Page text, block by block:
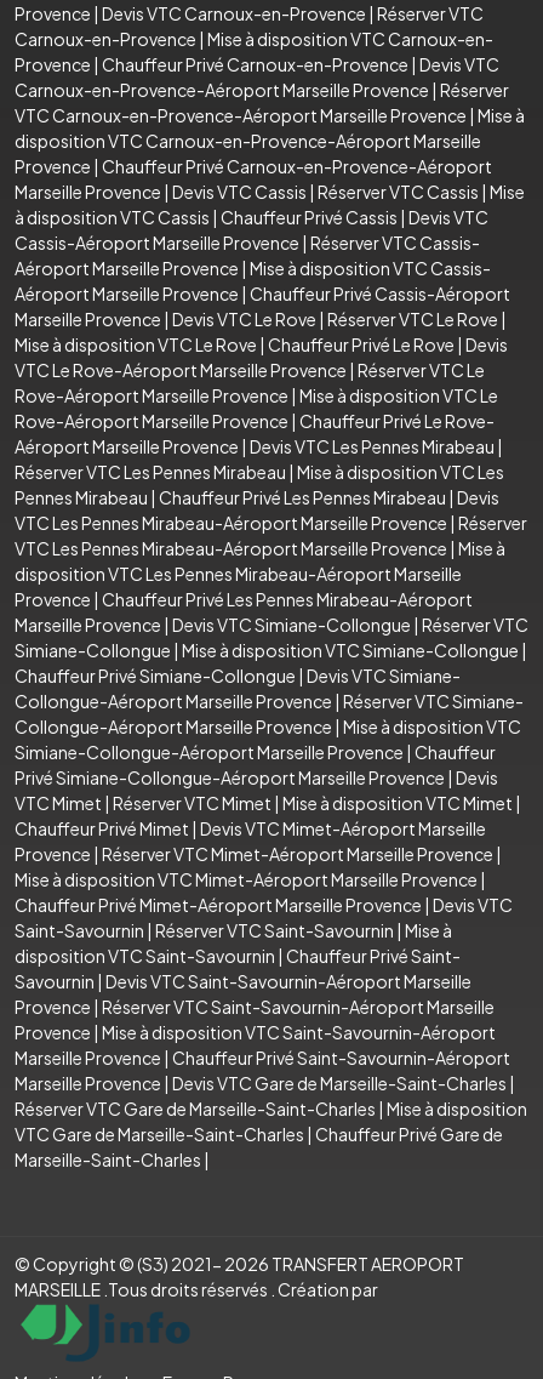
Provence | Devis VTC Carnoux-en-Provence | Réserver VTC
Carnoux-en-Provence | Mise à disposition VTC Carnoux-en-
Provence | Chauffeur Privé Carnoux-en-Provence | Devis VTC
Carnoux-en-Provence-Aéroport Marseille Provence | Réserver
VTC Carnoux-en-Provence-Aéroport Marseille Provence | Mise à
disposition VTC Carnoux-en-Provence-Aéroport Marseille
Provence | Chauffeur Privé Carnoux-en-Provence-Aéroport
Marseille Provence | Devis VTC Cassis | Réserver VTC Cassis | Mise
à disposition VTC Cassis | Chauffeur Privé Cassis | Devis VTC
Cassis-Aéroport Marseille Provence | Réserver VTC Cassis-
Aéroport Marseille Provence | Mise à disposition VTC Cassis-
Aéroport Marseille Provence | Chauffeur Privé Cassis-Aéroport
Marseille Provence | Devis VTC Le Rove | Réserver VTC Le Rove |
Mise à disposition VTC Le Rove | Chauffeur Privé Le Rove | Devis
VTC Le Rove-Aéroport Marseille Provence | Réserver VTC Le
Rove-Aéroport Marseille Provence | Mise à disposition VTC Le
Rove-Aéroport Marseille Provence | Chauffeur Privé Le Rove-
Aéroport Marseille Provence | Devis VTC Les Pennes Mirabeau |
Réserver VTC Les Pennes Mirabeau | Mise à disposition VTC Les
Pennes Mirabeau | Chauffeur Privé Les Pennes Mirabeau | Devis
VTC Les Pennes Mirabeau-Aéroport Marseille Provence | Réserver
VTC Les Pennes Mirabeau-Aéroport Marseille Provence | Mise à
disposition VTC Les Pennes Mirabeau-Aéroport Marseille
Provence | Chauffeur Privé Les Pennes Mirabeau-Aéroport
Marseille Provence | Devis VTC Simiane-Collongue | Réserver VTC
Simiane-Collongue | Mise à disposition VTC Simiane-Collongue |
Chauffeur Privé Simiane-Collongue | Devis VTC Simiane-
Collongue-Aéroport Marseille Provence | Réserver VTC Simiane-
Collongue-Aéroport Marseille Provence | Mise à disposition VTC
Simiane-Collongue-Aéroport Marseille Provence | Chauffeur
Privé Simiane-Collongue-Aéroport Marseille Provence | Devis
VTC Mimet | Réserver VTC Mimet | Mise à disposition VTC Mimet |
Chauffeur Privé Mimet | Devis VTC Mimet-Aéroport Marseille
Provence | Réserver VTC Mimet-Aéroport Marseille Provence |
Mise à disposition VTC Mimet-Aéroport Marseille Provence |
Chauffeur Privé Mimet-Aéroport Marseille Provence | Devis VTC
Saint-Savournin | Réserver VTC Saint-Savournin | Mise à
disposition VTC Saint-Savournin | Chauffeur Privé Saint-
Savournin | Devis VTC Saint-Savournin-Aéroport Marseille
Provence | Réserver VTC Saint-Savournin-Aéroport Marseille
Provence | Mise à disposition VTC Saint-Savournin-Aéroport
Marseille Provence | Chauffeur Privé Saint-Savournin-Aéroport
Marseille Provence | Devis VTC Gare de Marseille-Saint-Charles |
Réserver VTC Gare de Marseille-Saint-Charles | Mise à disposition
VTC Gare de Marseille-Saint-Charles | Chauffeur Privé Gare de
Marseille-Saint-Charles |
© Copyright © (S3) 2021- 2026 TRANSFERT AEROPORT
MARSEILLE .Tous droits réservés . Création par